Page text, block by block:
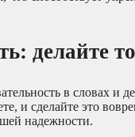
делайте
в словах и
и сделайте это
надежности.